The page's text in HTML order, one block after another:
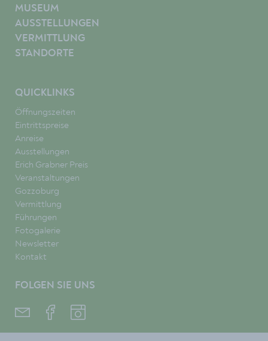
MUSEUM
AUSSTELLUNGEN
VERMITTLUNG
STANDORTE
QUICKLINKS
Öffnungszeiten
Eintrittspreise
Anreise
Ausstellungen
Erich Grabner Preis
Veranstaltungen
Gozzoburg
Vermittlung
Führungen
Fotogalerie
Newsletter
Kontakt
FOLGEN SIE UNS